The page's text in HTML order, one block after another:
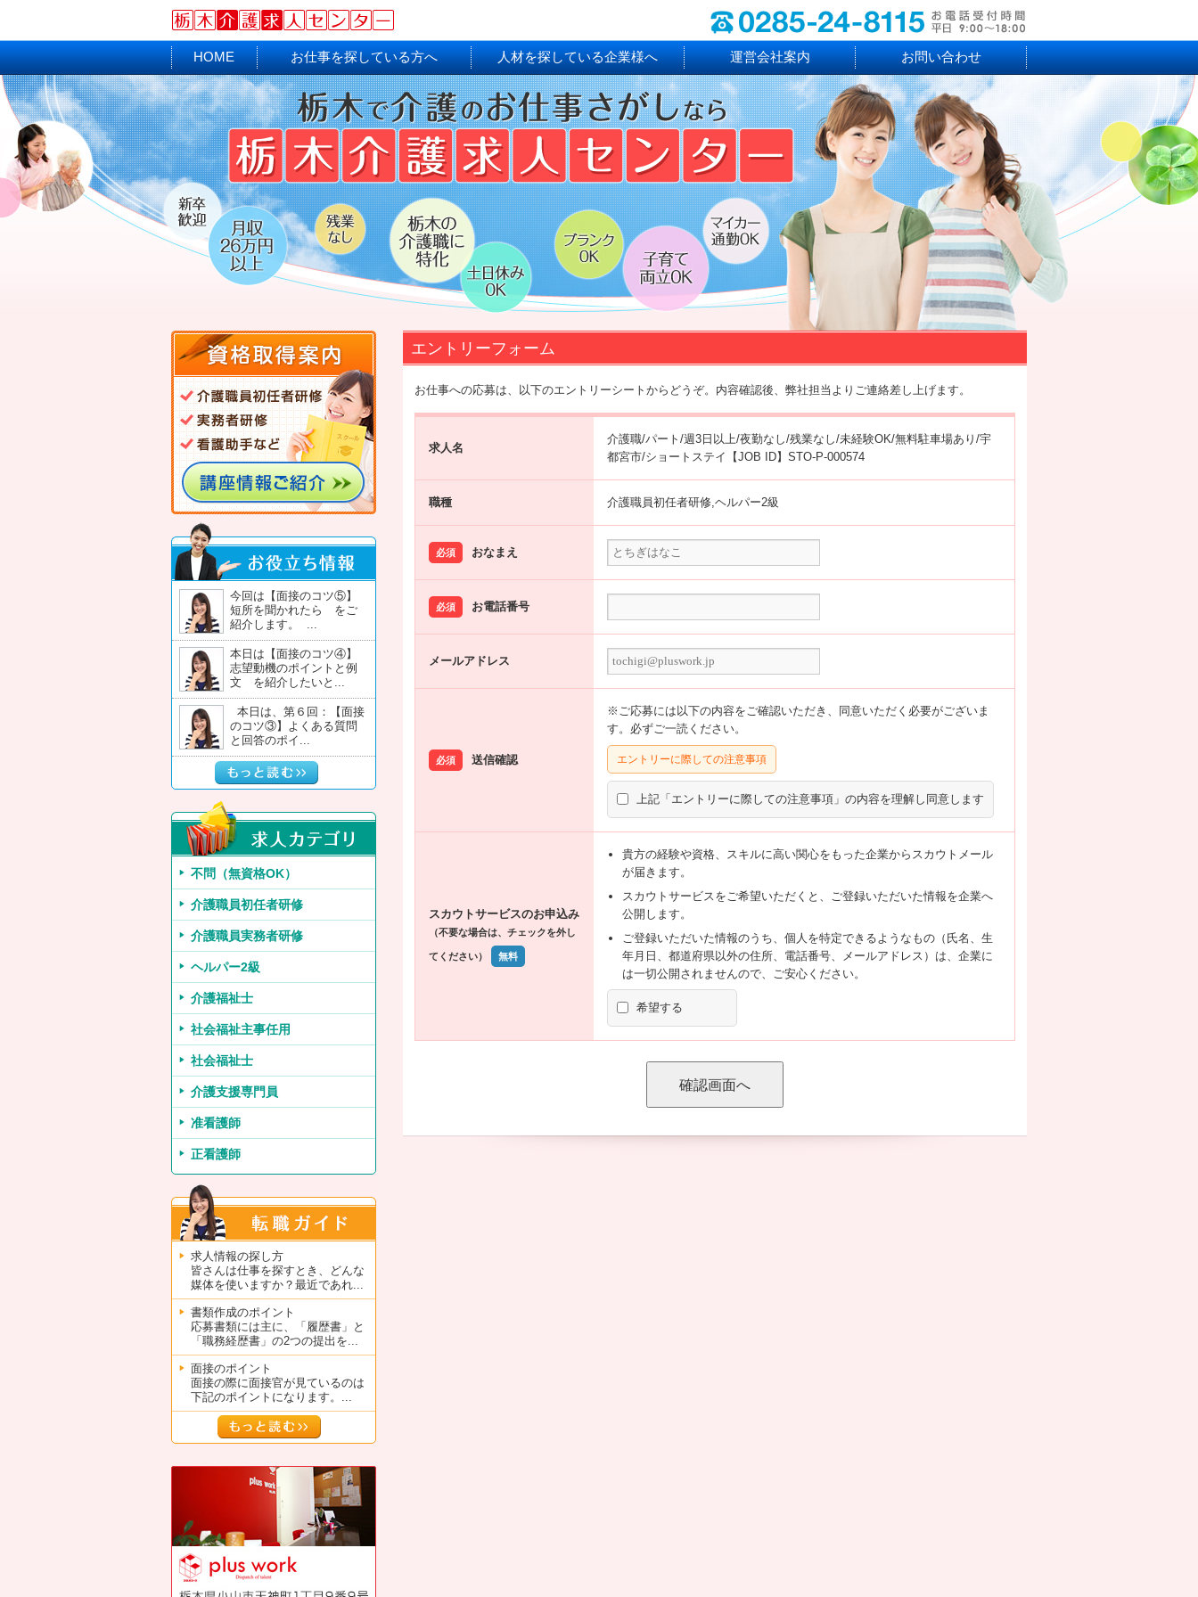
HOME お仕事を探している方へ 人材を探している企業様へ 運営会社案内 お問い合わせ
エントリーフォーム
お仕事への応募は、以下のエントリーシートからどうぞ。内容確認後、弊社担当よりご連絡差し上げます。
求人名
介護職/パート/週3日以上/夜勤なし/残業なし/未経験OK/無料駐車場あり/宇
都宮市/ショートステイ【JOB ID】STO-P-000574
職種 介護職員初任者研修,ヘルパー2級
必須 おなまえ
必須 お電話番号
メールアドレス
必須 送信確認
※ご応募には以下の内容をご確認いただき、同意いただく必要がございま
す。必ずご一読ください。
エントリーに際しての注意事項
上記「エントリーに際しての注意事項」の内容を理解し同意します
スカウトサービスのお申込み
（不要な場合は、チェックを外し
てください） 無料
貴方の経験や資格、スキルに高い関心をもった企業からスカウトメール
が届きます。
スカウトサービスをご希望いただくと、ご登録いただいた情報を企業へ
公開します。
ご登録いただいた情報のうち、個人を特定できるようなもの（氏名、生
年月日、都道府県以外の住所、電話番号、メールアドレス）は、企業に
は一切公開されませんので、ご安心ください。
希望する
今回は【面接のコツ⑤】
短所を聞かれたら をご
紹介します。 ...
本日は【面接のコツ④】
志望動機のポイントと例
文 を紹介したいと...
本日は、第６回：【面接
のコツ③】よくある質問
と回答のポイ...
不問（無資格OK）
介護職員初任者研修
介護職員実務者研修
ヘルパー2級
介護福祉士
社会福祉主事任用
社会福祉士
介護支援専門員
准看護師
正看護師
求人情報の探し方
皆さんは仕事を探すとき、どんな
媒体を使いますか？最近であれ...
書類作成のポイント
応募書類には主に、「履歴書」と
「職務経歴書」の2つの提出を...
面接のポイント
面接の際に面接官が見ているのは
下記のポイントになります。...